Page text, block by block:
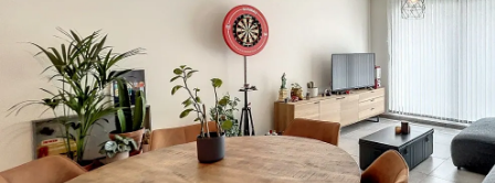
Gratis schatting